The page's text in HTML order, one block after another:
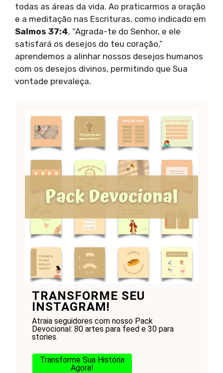
todas as áreas da vida. Ao praticarmos a oração
e a meditação nas Escrituras, como indicado em
Salmos 37:4, “Agrada-te do Senhor, e ele
satisfará os desejos do teu coração,”
aprendemos a alinhar nossos desejos humanos
com os desejos divinos, permitindo que Sua
vontade prevaleça.
TRANSFORME SEU
INSTAGRAM!
Atraia seguidores com nosso Pack
Devocional: 80 artes para feed e 30 para
stories.
Transforme Sua História
Agora!